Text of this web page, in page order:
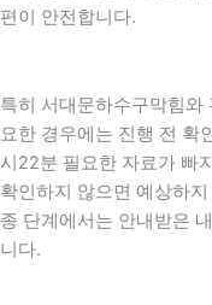
편이 안전합니다.
특히 서대문하수구막힘와
요한 경우에는 진행 전 확
시22분 필요한 자료가 빠
확인하지 않으면 예상하
종 단계에서는 안내받은
니다.